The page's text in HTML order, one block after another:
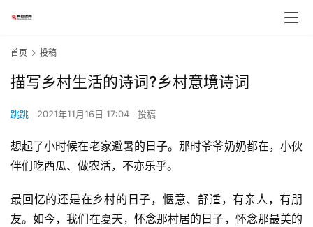
首页 投稿
描写乡村生活的诗词?乡村意境诗词
跳跳 2021年11月16日 17:04 投稿
想起了小时候在老家避暑的日子。那时爷爷奶奶都在，小伙
伴们吃西瓜、做农活，不亦乐乎。
最回忆的还是在乡村的日子，惬意、舒适，有亲人，有朋
友。如今，我们在夏天，怀念那村居的日子，怀念那最美的